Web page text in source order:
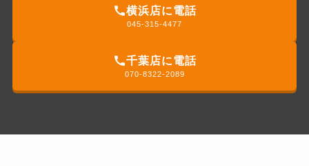
横浜店に電話
045-315-4477
千葉店に電話
070-8322-2089